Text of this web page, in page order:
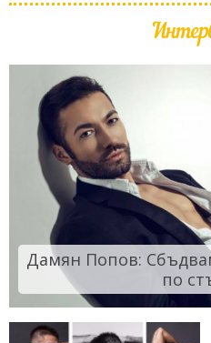
Дамян Попов:
по